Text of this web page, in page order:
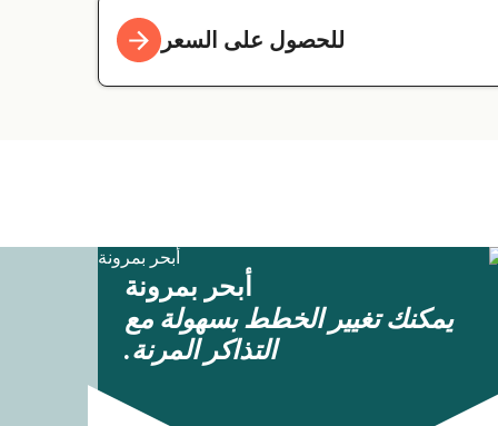
للحصول على السعر
أبحر بمرونة
يمكنك تغيير الخطط بسهولة مع
التذاكر المرنة.